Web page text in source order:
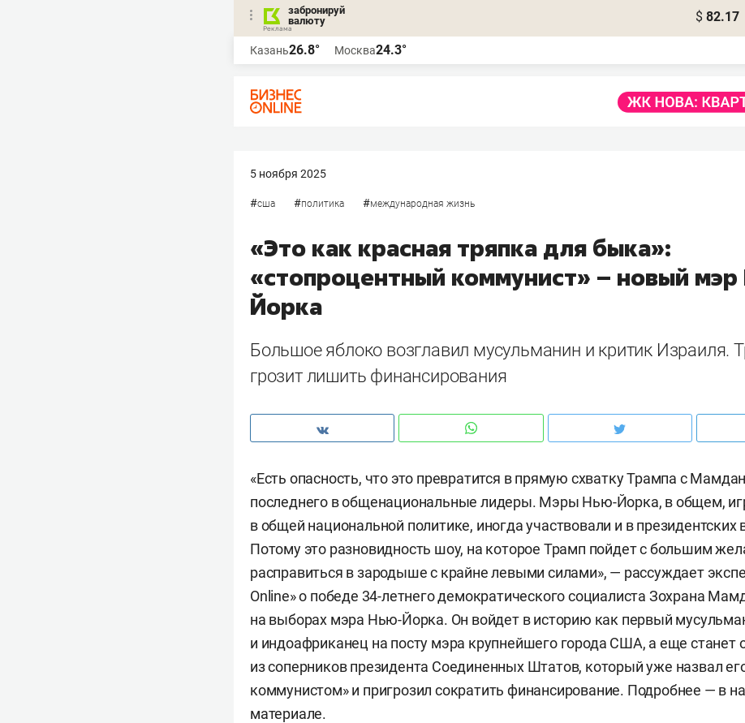
забронируй
валюту
$ 82.17
Казань26.8° Москва24.3°
5 ноября 2025
#сша #политика #международная жизнь
«Это как красная тряпка для быка»:
«стопроцентный коммунист» – новый
Йорка
Большое яблоко возглавил мусульманин и критик Израиля.
грозит лишить финансирования
«Есть опасность, что это превратится в прямую схватку Трампа с
последнего в общенациональные лидеры. Мэры Нью-Йорка, в общем,
в общей национальной политике, иногда участвовали и в президентских
Потому это разновидность шоу, на которое Трамп пойдет с большим
расправиться в зародыше с крайне левыми силами», — рассуждает
Online» о победе 34-летнего демократического социалиста Зохрана
на выборах мэра Нью-Йорка. Он войдет в историю как первый
и индоафриканец на посту мэра крупнейшего города США, а еще станет
из соперников президента Соединенных Штатов, который уже назвал
коммунистом» и пригрозил сократить финансирование. Подробнее — в
материале.